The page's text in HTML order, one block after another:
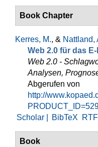
Book Chapter
Kerres, M., & Nattland,
Web 2.0 für das
Web 2.0 -
Analysen,
Abgerufen von
http://
Scholar |
BibTeX RTF
Book